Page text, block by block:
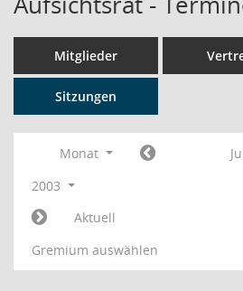
Mitglieder
Sitzungen
Monat
2003
Aktuell
Gremium auswählen